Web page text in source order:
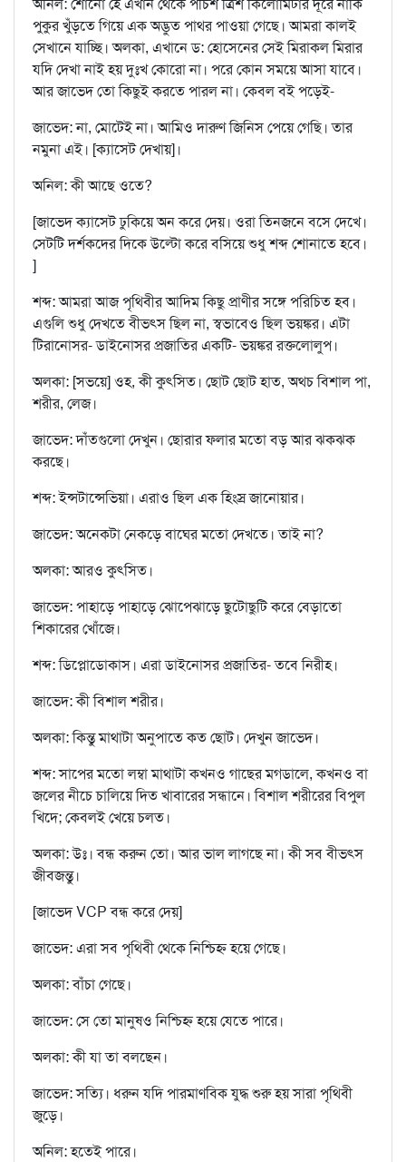
অনিল: শোনো হে এখান থেকে পঁচিশ ত্রিশ কিলোমিটার দূরে নাকি
পুকুর খুঁড়তে গিয়ে এক অদ্ভুত পাথর পাওয়া গেছে। আমরা কালই
সেখানে যাচ্ছি। অলকা, এখানে ড: হোসেনের সেই মিরাকল মিরার
যদি দেখা নাই হয় দুঃখ কোরো না। পরে কোন সময়ে আসা যাবে।
আর জাভেদ তো কিছুই করতে পারল না। কেবল বই পড়েই-
জাভেদ: না, মোটেই না। আমিও দারুণ জিনিস পেয়ে গেছি। তার
নমুনা এই। [ক্যাসেট দেখায়]।
অনিল: কী আছে ওতে?
[জাভেদ ক্যাসেট ঢুকিয়ে অন করে দেয়। ওরা তিনজনে বসে দেখে।
সেটটি দর্শকদের দিকে উল্টো করে বসিয়ে শুধু শব্দ শোনাতে হবে।
]
শব্দ: আমরা আজ পৃথিবীর আদিম কিছু প্রাণীর সঙ্গে পরিচিত হব।
এগুলি শুধু দেখতে বীভৎস ছিল না, স্বভাবেও ছিল ভয়ঙ্কর। এটা
টিরানোসর- ডাইনোসর প্রজাতির একটি- ভয়ঙ্কর রক্তলোলুপ।
অলকা: [সভয়ে] ওহ, কী কুৎসিত। ছোট ছোট হাত, অথচ বিশাল পা,
শরীর, লেজ।
জাভেদ: দাঁতগুলো দেখুন। ছোরার ফলার মতো বড় আর ঝকঝক
করছে।
শব্দ: ইন্সটান্সেভিয়া। এরাও ছিল এক হিংস্র জানোয়ার।
জাভেদ: অনেকটা নেকড়ে বাঘের মতো দেখতে। তাই না?
অলকা: আরও কুৎসিত।
জাভেদ: পাহাড়ে পাহাড়ে ঝোপেঝাড়ে ছুটোছুটি করে বেড়াতো
শিকারের খোঁজে।
শব্দ: ডিপ্লোডোকাস। এরা ডাইনোসর প্রজাতির- তবে নিরীহ।
জাভেদ: কী বিশাল শরীর।
অলকা: কিন্তু মাথাটা অনুপাতে কত ছোট। দেখুন জাভেদ।
শব্দ: সাপের মতো লম্বা মাথাটা কখনও গাছের মগডালে, কখনও বা
জলের নীচে চালিয়ে দিত খাবারের সন্ধানে। বিশাল শরীরের বিপুল
খিদে; কেবলই খেয়ে চলত।
অলকা: উঃ। বন্ধ করুন তো। আর ভাল লাগছে না। কী সব বীভৎস
জীবজন্তু।
[জাভেদ VCP বন্ধ করে দেয়]
জাভেদ: এরা সব পৃথিবী থেকে নিশ্চিহ্ন হয়ে গেছে।
অলকা: বাঁচা গেছে।
জাভেদ: সে তো মানুষও নিশ্চিহ্ন হয়ে যেতে পারে।
অলকা: কী যা তা বলছেন।
জাভেদ: সত্যি। ধরুন যদি পারমাণবিক যুদ্ধ শুরু হয় সারা পৃথিবী
জুড়ে।
অনিল: হতেই পারে।